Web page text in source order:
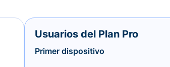
Usuarios del Plan Pro
Primer dispositivo